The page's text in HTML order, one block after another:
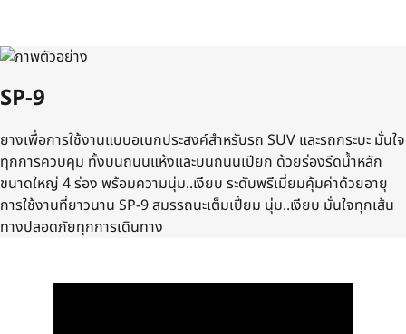
SP-9
ยางเพื่อการใช้งานแบบอเนกประสงค์สำหรับรถ SUV และรถกระบะ มั่นใจ
ทุกการควบคุม ทั้งบนถนนแห้งและบนถนนเปียก ด้วยร่องรีดน้ำหลัก
ขนาดใหญ่ 4 ร่อง พร้อมความนุ่ม..เงียบ ระดับพรีเมี่ยมคุ้มค่าด้วยอายุ
การใช้งานที่ยาวนาน SP-9 สมรรถนะเต็มเปี่ยม นุ่ม..เงียบ มั่นใจทุกเส้น
ทางปลอดภัยทุกการเดินทาง